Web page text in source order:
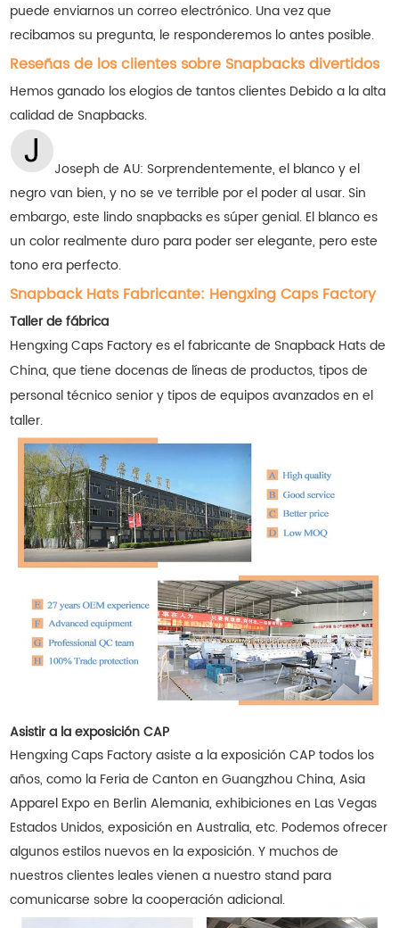
puede enviarnos un correo electrónico. Una vez que
recibamos su pregunta, le responderemos lo antes posible.
Reseñas de los clientes sobre Snapbacks divertidos
Hemos ganado los elogios de tantos clientes Debido a la alta
calidad de Snapbacks.
Joseph de AU: Sorprendentemente, el blanco y el
negro van bien, y no se ve terrible por el poder al usar. Sin
embargo, este lindo snapbacks es súper genial. El blanco es
un color realmente duro para poder ser elegante, pero este
tono era perfecto.
Snapback Hats Fabricante: Hengxing Caps Factory
Taller de fábrica
Hengxing Caps Factory es el fabricante de Snapback Hats de
China, que tiene docenas de líneas de productos, tipos de
personal técnico senior y tipos de equipos avanzados en el
taller.
Asistir a la exposición CAP
Hengxing Caps Factory asiste a la exposición CAP todos los
años, como la Feria de Canton en Guangzhou China, Asia
Apparel Expo en Berlin Alemania, exhibiciones en Las Vegas
Estados Unidos, exposición en Australia, etc. Podemos ofrecer
algunos estilos nuevos en la exposición. Y muchos de
nuestros clientes leales vienen a nuestro stand para
comunicarse sobre la cooperación adicional.